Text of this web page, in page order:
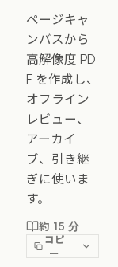
ページキャ
ンバスから
高解像度 PD
F を作成し、
オフライン
レビュー、
アーカイ
ブ、引き継
ぎに使いま
す。
約 15 分
コピ
ー